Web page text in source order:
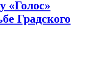
«Голос»
Градского